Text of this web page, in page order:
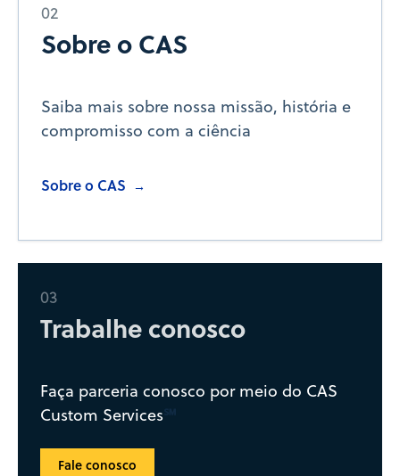
02
Sobre o CAS
Saiba mais sobre nossa missão, história e
compromisso com a ciência
Sobre o CAS →
03
Trabalhe conosco
Faça parceria conosco por meio do CAS
Custom Services
Fale conosco